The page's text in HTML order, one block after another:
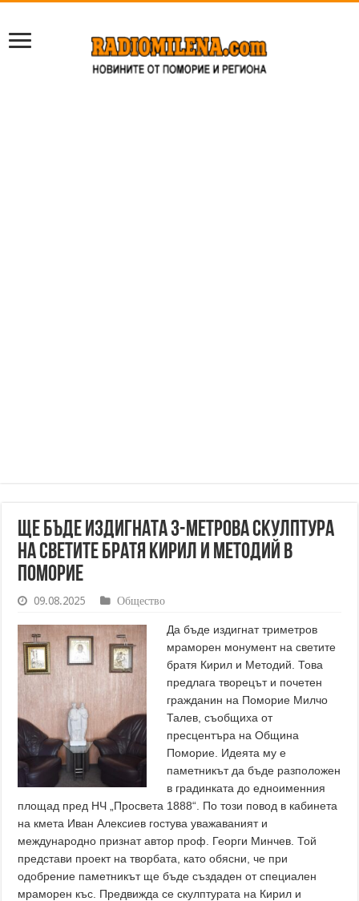
Ще бъде издигната 3-метрова скулптура
на светите братя Кирил и Методий в
Поморие
09.08.2025 Общество
Да бъде издигнат триметров
мраморен монумент на светите
братя Кирил и Методий. Това
предлага творецът и почетен
гражданин на Поморие Милчо
Талев, съобщиха от
пресцентъра на Община
Поморие. Идеята му е
паметникът да бъде разположен
в градинката до едноименния
площад пред НЧ „Просвета 1888“. По този повод в кабинета
на кмета Иван Алексиев гостува уважаваният и
международно признат автор проф. Георги Минчев. Той
представи проект на творбата, като обясни, че при
одобрение паметникът ще бъде създаден от специален
мраморен къс. Предвижда се скулптурата на Кирил и